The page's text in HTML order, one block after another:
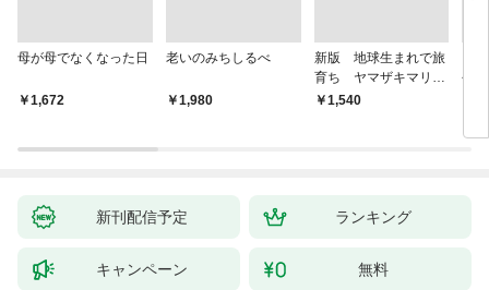
母が母でなくなった日
￥1,672
老いのみちしるべ
￥1,980
新版 地球生まれで旅
育ち ヤマザキマリ流
人生論
￥1,540
今
新刊配信予定 ランキング
キャンペーン 無料